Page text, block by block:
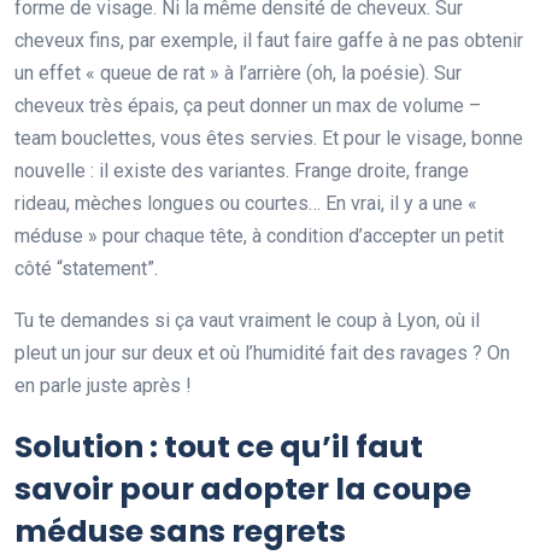
forme de visage. Ni la même densité de cheveux. Sur
cheveux fins, par exemple, il faut faire gaffe à ne pas obtenir
un effet « queue de rat » à l’arrière (oh, la poésie). Sur
cheveux très épais, ça peut donner un max de volume –
team bouclettes, vous êtes servies. Et pour le visage, bonne
nouvelle : il existe des variantes. Frange droite, frange
rideau, mèches longues ou courtes… En vrai, il y a une «
méduse » pour chaque tête, à condition d’accepter un petit
côté “statement”.
Tu te demandes si ça vaut vraiment le coup à Lyon, où il
pleut un jour sur deux et où l’humidité fait des ravages ? On
en parle juste après !
Solution : tout ce qu’il faut
savoir pour adopter la coupe
méduse sans regrets